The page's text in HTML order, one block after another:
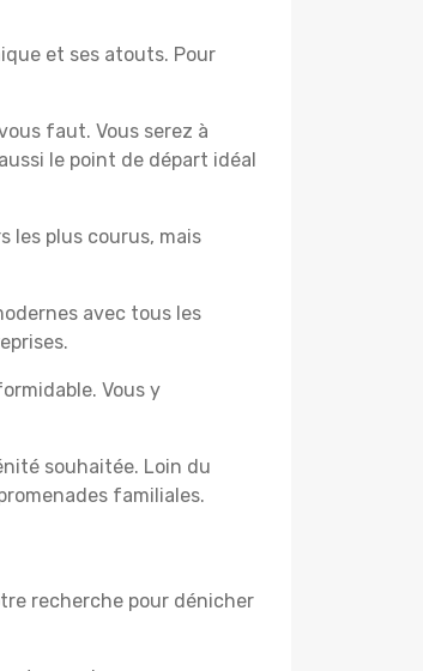
et ses atouts. Pour
faut. Vous serez à
le point de départ idéal
les plus courus, mais
avec tous les
Vous y
souhaitée. Loin du
familiales.
recherche pour dénicher